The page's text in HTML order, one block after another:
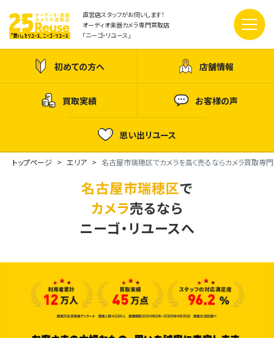
直営店スタッフがお伺いします！
オーディオ楽器カメラ専門買取店
「ニーゴ・リユース」
初めての方へ 店舗情報
買取実績 お客様の声
思い出リユース
トップページ エリア 名古屋市瑞穂区でカメラを高く売るならカメラ買取専
名古屋市瑞穂区で
カメラ売るなら
ニーゴ・リユースへ